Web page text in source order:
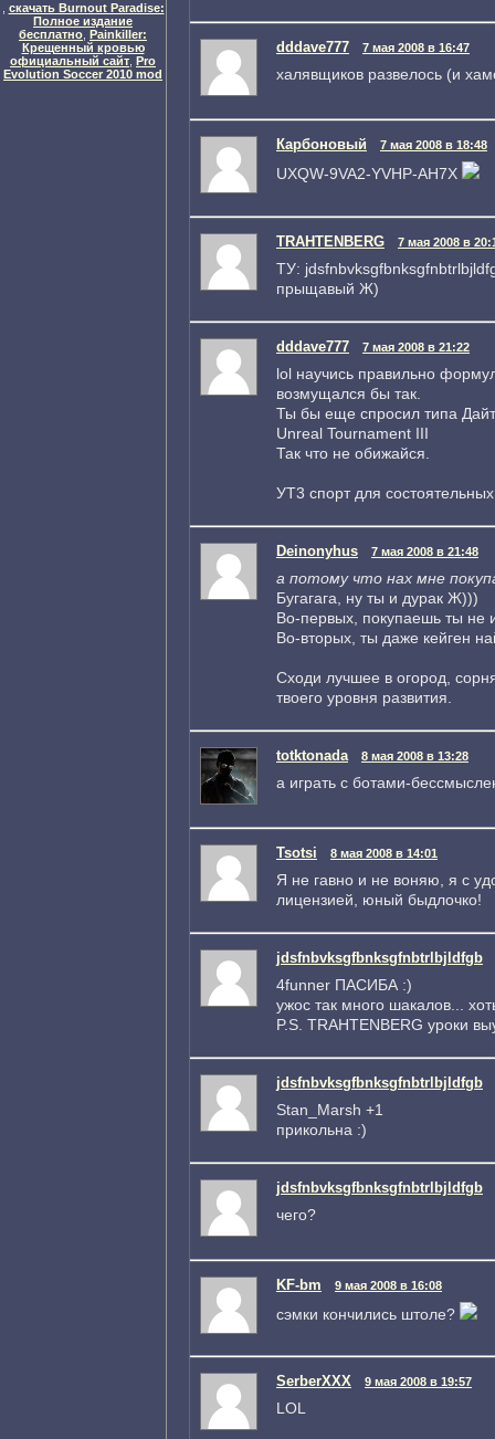
скачать Burnout Paradise:
Полное издание
бесплатно Painkiller:
Крещенный кровью
официальный сайт Pro
Evolution Soccer 2010 mod
dddave777 7 мая 2008 в 16:47
халявщиков развелось (и
Карбоновый 7 мая 2008 в 18:48
UXQW-9VA2-YVHP-AH7X
TRAHTENBERG 7 мая 2008 в
ТУ:
прыщавый Ж)
dddave777 7 мая 2008 в 21:22
lol научись правильно
возмущался бы так.
Ты бы еще спросил типа
Unreal Tournament III
Так что не обижайся.
УТ3 спорт для
Deinonyhus 7 мая 2008 в 21:48
а потому что нах мне
Бугагага, ну ты и дурак Ж)))
Во-первых, покупаешь ты не
Во-вторых, ты даже кейген
Сходи лучшее в огород,
твоего уровня развития.
totktonada 8 мая 2008 в 13:28
а играть с ботами-
Tsotsi 8 мая 2008 в 14:01
Я не гавно и не воняю, я с
лицензией, юный быдлочко!
jdsfnbvksgfbnksgfnbtrlbjldfgb
4funner ПАСИБА :)
ужос так много шакалов...
P.S. TRAHTENBERG уроки
jdsfnbvksgfbnksgfnbtrlbjldfgb
Stan_Marsh +1
прикольна :)
jdsfnbvksgfbnksgfnbtrlbjldfgb
чего?
KF-bm 9 мая 2008 в 16:08
сэмки кончились штоле?
SerberXXX 9 мая 2008 в 19:57
LOL